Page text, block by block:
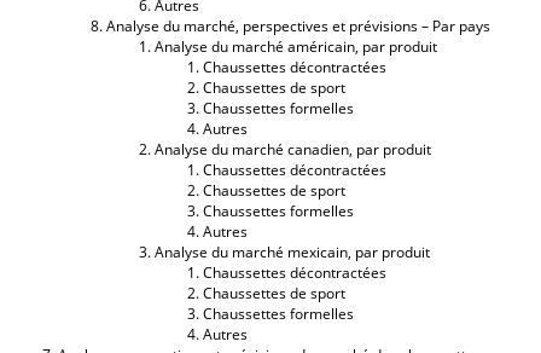
Autres
Analyse du marché, perspectives et prévisions – Par pays
Analyse du marché américain, par produit
Chaussettes décontractées
Chaussettes de sport
Chaussettes formelles
Autres
Analyse du marché canadien, par produit
Chaussettes décontractées
Chaussettes de sport
Chaussettes formelles
Autres
Analyse du marché mexicain, par produit
Chaussettes décontractées
Chaussettes de sport
Chaussettes formelles
Autres